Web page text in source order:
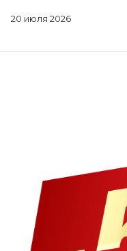
20 июля 2026